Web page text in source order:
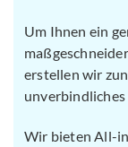
Um Ihnen ein
erstellen wir
unverbindliches
Wir bieten All-